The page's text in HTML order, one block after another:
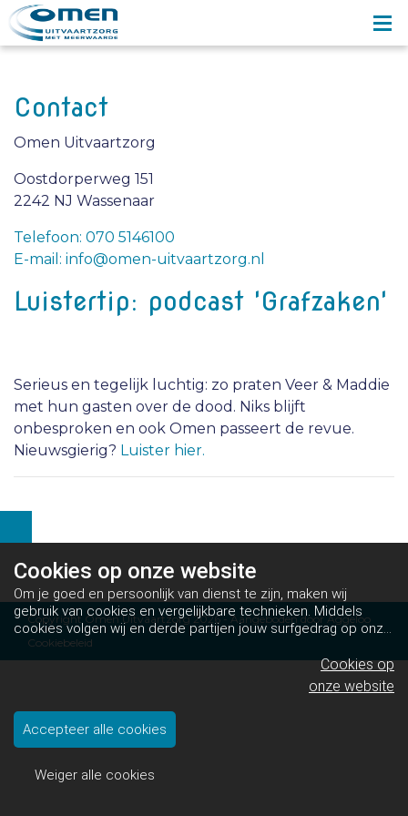
Contact
Omen Uitvaartzorg
Oostdorperweg 151
2242 NJ Wassenaar
Telefoon: 070 5146100
E-mail: info@omen-uitvaartzorg.nl
Luistertip: podcast 'Grafzaken'
Serieus en tegelijk luchtig: zo praten Veer & Maddie
met hun gasten over de dood. Niks blijft
onbesproken en ook Omen passeert de revue.
Nieuwsgierig? Luister hier.
Copyright Omen Uitvaartzorg 2026 - Aangeboden doorAggeloo
Cookiebeleid
Cookies op onze website
Om je goed en persoonlijk van dienst te zijn, maken wij
gebruik van cookies en vergelijkbare technieken. Middels
cookies volgen wij en derde partijen jouw surfgedrag op onze
website. Hiermee tonen wij gepersonaliseerde advertenties
en dit maakt het voor jou mogelijk om informatie te delen via
Cookies op
onze website
Accepteer alle cookies
Weiger alle cookies